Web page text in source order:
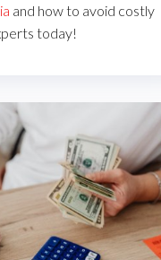
and how to avoid costly
today!